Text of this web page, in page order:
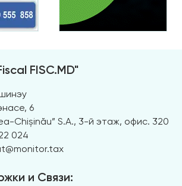
FISC.MD"
6
Chișinău” S.A., 3-й этаж, офис. 320
024
и Связи: